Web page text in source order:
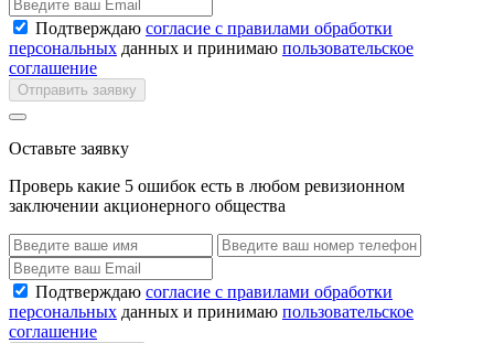
Подтверждаю согласие с правилами обработки
персональных данных и принимаю пользовательское
соглашение
Отправить заявку
Оставьте заявку
Проверь какие 5 ошибок есть в любом ревизионном
заключении акционерного общества
Подтверждаю согласие с правилами обработки
персональных данных и принимаю пользовательское
соглашение